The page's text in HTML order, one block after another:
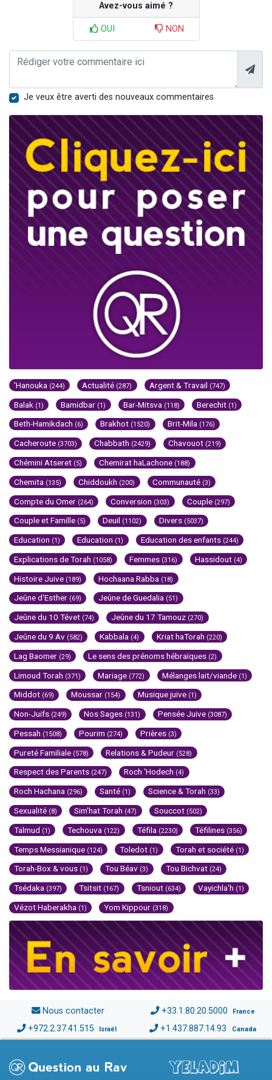
Avez-vous aimé ?
OUI NON
Je veux être averti des nouveaux commentaires
'Hanouka (244) Actualité (287) Argent & Travail (747)
Balak (1) Bamidbar (1) Bar-Mitsva (118) Berechit (1)
Beth-Hamikdach (6) Brakhot (1520) Brit-Mila (176)
Cacheroute (3703) Chabbath (2429) Chavouot (219)
Chémini Atseret (5) Chemirat haLachone (188)
Chemita (135) Chiddoukh (200) Communauté (3)
Compte du Omer (264) Conversion (303) Couple (297)
Couple et Famille (5) Deuil (1102) Divers (5037)
Education (1) Education (1) Education des enfants (244)
Explications de Torah (1058) Femmes (316) Hassidout (4)
Histoire Juive (189) Hochaana Rabba (18)
Jeûne d'Esther (69) Jeûne de Guedalia (51)
Jeûne du 10 Tévet (74) Jeûne du 17 Tamouz (270)
Jeûne du 9 Av (582) Kabbala (4) Kriat haTorah (220)
Lag Baomer (29) Le sens des prénoms hébraïques (2)
Limoud Torah (371) Mariage (772) Mélanges lait/viande (1)
Middot (69) Moussar (154) Musique juive (1)
Non-Juifs (249) Nos Sages (131) Pensée Juive (3087)
Pessah (1508) Pourim (274) Prières (3)
Pureté Familiale (578) Relations & Pudeur (528)
Respect des Parents (247) Roch 'Hodech (4)
Roch Hachana (296) Santé (1) Science & Torah (33)
Sexualité (8) Sim'hat Torah (47) Souccot (502)
Talmud (1) Techouva (122) Téfila (2230) Téfilines (356)
Temps Messianique (124) Toledot (1) Torah et société (1)
Torah-Box & vous (1) Tou Béav (3) Tou Bichvat (24)
Tsédaka (397) Tsitsit (167) Tsniout (634) Vayichla'h (1)
Vézot Haberakha (1) Yom Kippour (318)
Nous contacter +33.1.80.20.5000 France
+972.2.37.41.515 Israël +1.437.887.14.93 Canada